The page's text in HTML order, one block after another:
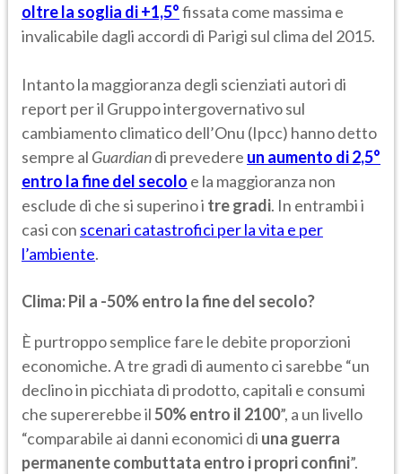
oltre la soglia di +1,5°fissata come massima e
invalicabile dagli accordi di Parigi sul clima del 2015.
Intanto la maggioranza degli scienziati autori di
report per il Gruppo intergovernativo sul
cambiamento climatico dell’Onu (Ipcc) hanno detto
sempre al Guardiandi prevedere un aumento di 2,5°
entro la fine del secolo e la maggioranza non
esclude di che si superino i tre gradi. In entrambi i
casi con scenari catastrofici per la vita e per
l’ambiente.
Clima: Pil a -50% entro la fine del secolo?
È purtroppo semplice fare le debite proporzioni
economiche. A tre gradi di aumento ci sarebbe “un
declino in picchiata di prodotto, capitali e consumi
che supererebbe il50% entro il 2100”, a un livello
“comparabile ai danni economici di una guerra
permanente combuttata entro i propri confini”.